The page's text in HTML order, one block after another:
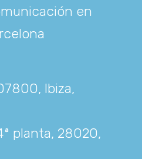
en
Ibiza,
planta, 28020,